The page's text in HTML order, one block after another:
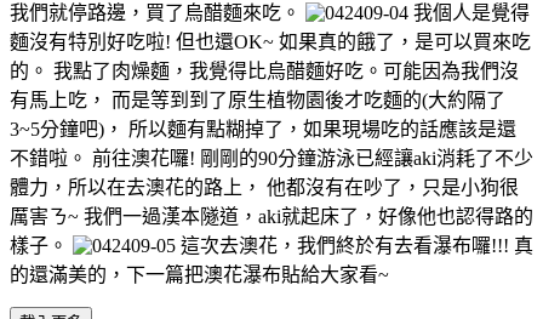
我們就停路邊，買了烏醋麵來吃。
我個人是覺得
麵沒有特別好吃啦! 但也還OK~ 如果真的餓了，是可以買來吃
的。 我點了肉燥麵，我覺得比烏醋麵好吃。可能因為我們沒
有馬上吃， 而是等到到了原生植物園後才吃麵的(大約隔了
3~5分鐘吧)， 所以麵有點糊掉了，如果現場吃的話應該是還
不錯啦。 前往澳花囉! 剛剛的90分鐘游泳已經讓aki消耗了不少
體力，所以在去澳花的路上， 他都沒有在吵了，只是小狗很
厲害ㄋ~ 我們一過漢本隧道，aki就起床了，好像他也認得路的
樣子。
這次去澳花，我們終於有去看瀑布囉!!! 真
的還滿美的，下一篇把澳花瀑布貼給大家看~